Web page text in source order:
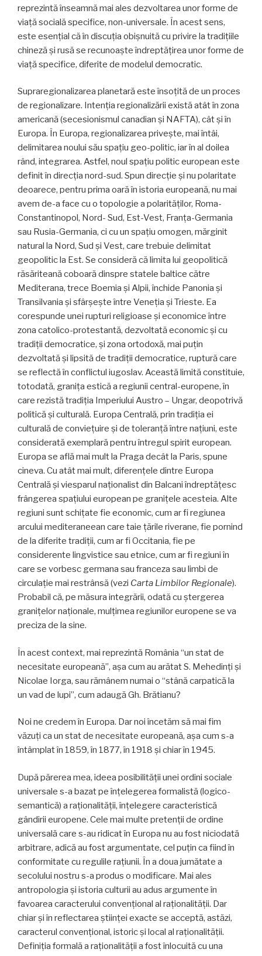
reprezintă înseamnă mai ales dez­voltarea unor forme de
viață socială specifice, non-universale. În acest sens,
este esențial că în discuția obișnuită cu privire la tradițiile
chineză și rusă se re­cunoaște îndreptățirea unor forme de
viață specifice, diferite de modelul democratic.
Supraregionalizarea planetară este însoțită de un proces
de regionalizare. Intenția regionalizării există atât în zona
americană (secesionismul canadian și NAFTA), cât și în
Europa. În Europa, regionalizarea privește, mai întâi,
delimitarea noului său spațiu geo-politic, iar în al doilea
rând, integrarea. Astfel, noul spațiu politic european este
definit în direcția nord-sud. Spun direcție și nu polaritate
deoarece, pentru prima oară în istoria europeană, nu mai
avem de-a face cu o topologie a polarităților, Roma-
Constantinopol, Nord- Sud, Est-Vest, Franța-Germania
sau Rusia-Germania, ci cu un spațiu omogen, mărginit
natural la Nord, Sud și Vest, care trebuie delimitat
geopolitic la Est. Se consi­deră că limita lui geopolitică
răsăriteană coboară din­spre statele baltice către
Mediterana, trece Boemia și Alpii, închide Panonia și
Transilvania și sfârșește între Veneția și Trieste. Ea
corespunde unei rupturi religioase și economice între
zona catolico-protestantă, dezvoltată economic și cu
tradiții democratice, și zona ortodoxă, mai puțin
dezvoltată și lipsită de tradiții democratice, ruptură care
se reflectă în conflictul iugoslav. Această limită constituie,
totodată, granița estică a regiunii central-europene, în
care rezistă tradiția Imperiului Austro – Ungar, deopotrivă
politică și culturală. Europa Cen­trală, prin tradiția ei
culturală de conviețuire și de tole­ranță între națiuni, este
considerată exemplară pentru întregul spirit european.
Europa se află mai mult la Praga decât la Paris, spune
cineva. Cu atât mai mult, diferențele dintre Europa
Centrală și viesparul naționa­list din Balcani îndreptățesc
frângerea spațiului euro­pean pe granițele acesteia. Alte
regiuni sunt schițate fie economic, cum ar fi regiunea
arcului mediteraneean care taie țările riverane, fie pornind
de la diferite tra­diții, cum ar fi Occitania, fie pe
considerente lingvistice sau etnice, cum ar fi regiuni în
care se vorbesc germana sau franceza sau limbi de
circulație mai restrânsă (vezi Carta Limbilor Regionale).
Probabil că, pe măsura inte­grării, odată cu ștergerea
granițelor naționale, mulți­mea regiunilor europene se va
preciza de la sine.
În acest context, mai reprezintă România “un stat de
necesitate europeană”, așa cum au arătat S. Mehedinți și
Nicolae Iorga, sau rămânem numai o “stână carpatică la
un vad de lupi”, cum adaugă Gh. Brătianu?
Noi ne credem în Europa. Dar noi încetăm să mai fim
văzuți ca un stat de necesitate europeană, așa cum s-a
întâmplat în 1859, în 1877, în 1918 și chiar în 1945.
După părerea mea, ideea posibilității unei ordini sociale
universale s-a bazat pe înțelegerea formalistă (logico-
semantică) a raționalității, înțelegere caracteris­tică
gândirii europene. Cele mai multe pretenții de ordine
universală care s-au ridicat în Europa nu au fost niciodată
arbitrare, adică au fost argumentate, cel puțin ca fiind în
conformitate cu regulile rațiunii. În a doua jumătate a
secolului nostru s-a produs o modificare. Mai ales
antropologia și istoria culturii au adus argu­mente în
favoarea caracterului convențional al rațio­nalității. Dar
chiar și în reflectarea științei exacte se acceptă, astăzi,
caracterul convențional, istoric și local al raționalității.
Definiția formală a raționalității a fost înlocuită cu una